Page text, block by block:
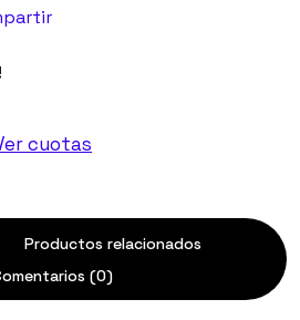
cuotas
Productos relacionados
(0)